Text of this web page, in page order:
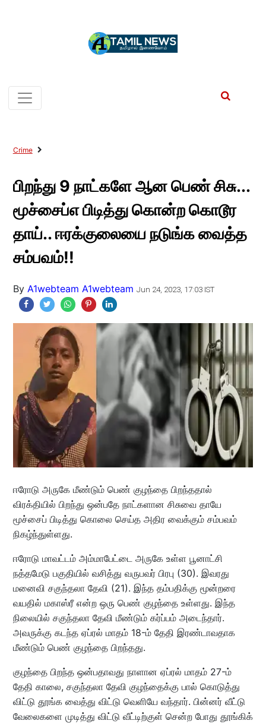
Crime
பிறந்து 9 நாட்களே ஆன பெண் சிசு...
மூச்சைப்எ பிடித்து கொன்ற கொடூர
தாய்.. ஈரக்குலையை நடுங்க வைத்த
சம்பவம்!!
By A1webteam A1webteam Jun 24, 2023, 17:03 IST
ஈரோடு அருகே மீண்டும் பெண் குழந்தை பிறந்ததால்
விரக்தியில் பிறந்து ஒன்பதே நாட்களான சிசுவை தாயே
மூச்சைப் பிடித்து கொலை செய்த அதிர வைக்கும் சம்பவம்
நிகழ்ந்துள்ளது.
ஈரோடு மாவட்டம் அம்மாபேட்டை அருகே உள்ள பூனாட்சி
நத்தமேடு பகுதியில் வசித்து வருபவர் பிரபு (30). இவரது
மனைவி சகுந்தலா தேவி (21). இந்த தம்பதிக்கு மூன்றரை
வயதில் மகாஸ்ரீ என்ற ஒரு பெண் குழந்தை உள்ளது. இந்த
நிலையில் சகுந்தலா தேவி மீண்டும் கர்ப்பம் அடைந்தார்.
அவருக்கு கடந்த ஏப்ரல் மாதம் 18-ம் தேதி இரண்டாவதாக
மீண்டும் பெண் குழந்தை பிறந்தது.
குழந்தை பிறந்த ஒன்பதாவது நாளான ஏப்ரல் மாதம் 27-ம்
தேதி காலை, சகுந்தலா தேவி குழந்தைக்கு பால் கொடுத்து
விட்டு தூங்க வைத்து விட்டு வெளியே வந்தார். பின்னர் வீட்டு
வேலைகளை முடித்து விட்டு வீட்டிற்குள் சென்ற போது தூங்கிக்